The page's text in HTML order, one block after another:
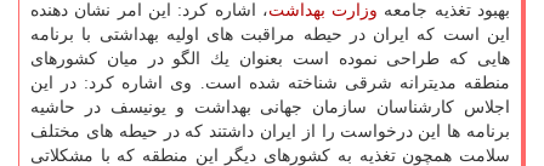
بهبود تغذیه جامعه وزارت بهداشت، اشاره كرد: این امر نشان دهنده
این است كه ایران در حیطه مراقبت های اولیه بهداشتی با برنامه
هایی كه طراحی نموده است بعنوان یك الگو در میان كشورهای
منطقه مدیترانه شرقی شناخته شده است. وی اشاره كرد: در این
اجلاس كارشناسان سازمان جهانی بهداشت و یونیسف در حاشیه
برنامه ها این درخواست را از ایران داشتند كه در حیطه های مختلف
سلامت همچون تغذیه به كشورهای دیگر این منطقه كه با مشكلاتی